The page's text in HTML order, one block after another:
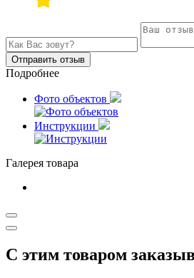
Отправить отзыв
Подробнее
Фото объектов
Инструкции
Галерея товара
С этим товаром